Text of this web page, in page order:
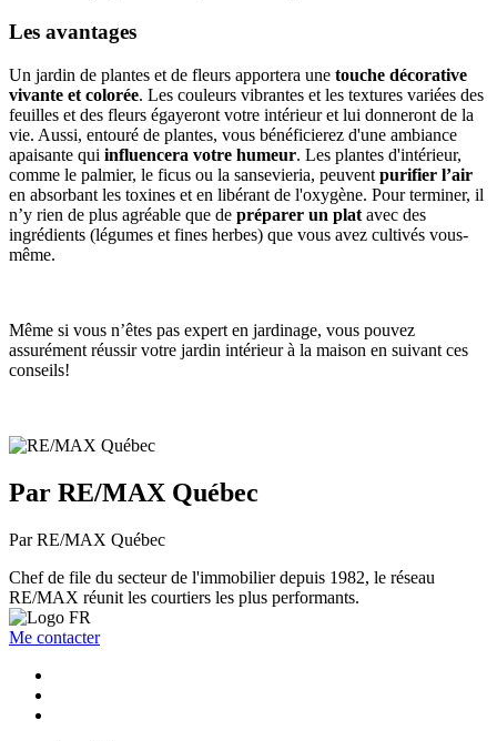
Les avantages
Un jardin de plantes et de fleurs apportera une touche décorative
vivante et colorée. Les couleurs vibrantes et les textures variées des
feuilles et des fleurs égayeront votre intérieur et lui donneront de la
vie. Aussi, entouré de plantes, vous bénéficierez d'une ambiance
apaisante qui influencera votre humeur. Les plantes d'intérieur,
comme le palmier, le ficus ou la sansevieria, peuvent purifier l’air
en absorbant les toxines et en libérant de l'oxygène. Pour terminer, il
n’y rien de plus agréable que de préparer un plat avec des
ingrédients (légumes et fines herbes) que vous avez cultivés vous-
même.
Même si vous n’êtes pas expert en jardinage, vous pouvez
assurément réussir votre jardin intérieur à la maison en suivant ces
conseils!
Par RE/MAX Québec
Par RE/MAX Québec
Chef de file du secteur de l'immobilier depuis 1982, le réseau
RE/MAX réunit les courtiers les plus performants.
Me contacter